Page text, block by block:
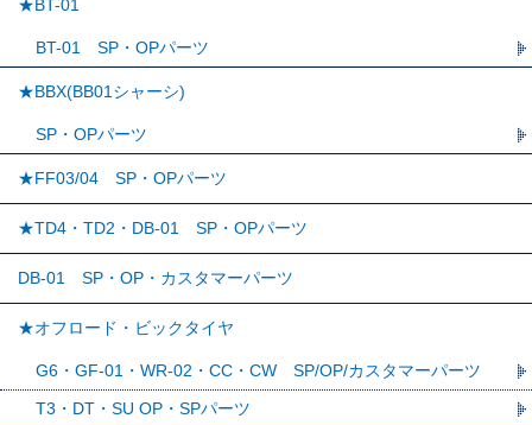
★BT-01
BT-01 SP・OPパーツ
★BBX(BB01シャーシ)
SP・OPパーツ
★FF03/04 SP・OPパーツ
★TD4・TD2・DB-01 SP・OPパーツ
DB-01 SP・OP・カスタマーパーツ
★オフロード・ビックタイヤ
G6・GF-01・WR-02・CC・CW SP/OP/カスタマーパーツ
T3・DT・SU OP・SPパーツ